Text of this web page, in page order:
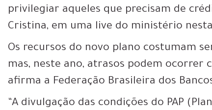
privilegiar aqueles que precisam de
Cristina, em uma live do ministério
Os recursos do novo plano costumam
mas, neste ano, atrasos podem ocorrer
afirma a Federação Brasileira dos
“A divulgação das condições do PAP